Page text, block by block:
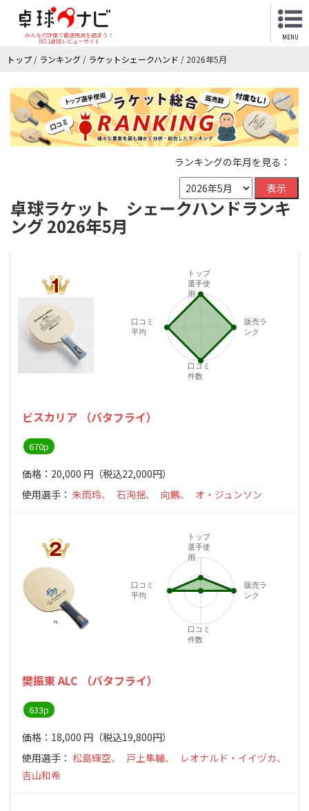
みんなの評価で最適用具を選ぼう！
NO.1卓球レビューサイト
MENU
トップ / ランキング / ラケットシェークハンド / 2026年5月
ランキングの年月を見る：
表示
卓球ラケット シェークハンドランキ
ング 2026年5月
ビスカリア （バタフライ）
670p
価格：20,000 円 （税込22,000円）
使用選手： 朱雨玲、 石洵揺、 向鵬、 オ・ジュンソン
トップ
選手使
用
販売ラ
ンク
口コミ
件数
口コミ
平均
樊振東 ALC （バタフライ）
633p
価格：18,000 円 （税込19,800円）
使用選手： 松島輝空、 戸上隼輔、
レオナルド・イイヅカ、
吉山和希
トップ
選手使
用
販売ラ
ンク
口コミ
件数
口コミ
平均